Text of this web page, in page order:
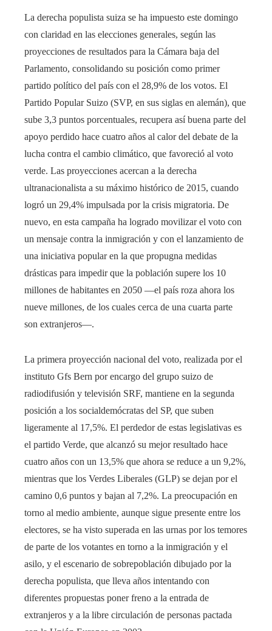
La derecha populista suiza se ha impuesto este domingo
con claridad en las elecciones generales, según las
proyecciones de resultados para la Cámara baja del
Parlamento, consolidando su posición como primer
partido político del país con el 28,9% de los votos. El
Partido Popular Suizo (SVP, en sus siglas en alemán), que
sube 3,3 puntos porcentuales, recupera así buena parte del
apoyo perdido hace cuatro años al calor del debate de la
lucha contra el cambio climático, que favoreció al voto
verde. Las proyecciones acercan a la derecha
ultranacionalista a su máximo histórico de 2015, cuando
logró un 29,4% impulsada por la crisis migratoria. De
nuevo, en esta campaña ha logrado movilizar el voto con
un mensaje contra la inmigración y con el lanzamiento de
una iniciativa popular en la que propugna medidas
drásticas para impedir que la población supere los 10
millones de habitantes en 2050 ―el país roza ahora los
nueve millones, de los cuales cerca de una cuarta parte
son extranjeros―.
La primera proyección nacional del voto, realizada por el
instituto Gfs Bern por encargo del grupo suizo de
radiodifusión y televisión SRF, mantiene en la segunda
posición a los socialdemócratas del SP, que suben
ligeramente al 17,5%. El perdedor de estas legislativas es
el partido Verde, que alcanzó su mejor resultado hace
cuatro años con un 13,5% que ahora se reduce a un 9,2%,
mientras que los Verdes Liberales (GLP) se dejan por el
camino 0,6 puntos y bajan al 7,2%. La preocupación en
torno al medio ambiente, aunque sigue presente entre los
electores, se ha visto superada en las urnas por los temores
de parte de los votantes en torno a la inmigración y el
asilo, y el escenario de sobrepoblación dibujado por la
derecha populista, que lleva años intentando con
diferentes propuestas poner freno a la entrada de
extranjeros y a la libre circulación de personas pactada